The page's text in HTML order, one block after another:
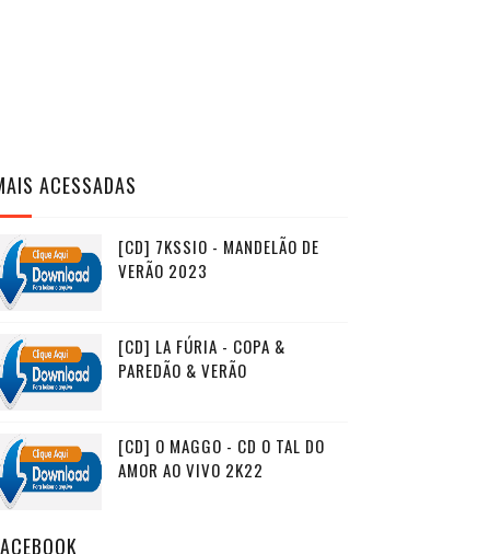
ACESSADAS
[CD] 7KSSIO - MANDELÃO DE
VERÃO 2023
[CD] LA FÚRIA - COPA &
PAREDÃO & VERÃO
[CD] O MAGGO - CD O TAL DO
AMOR AO VIVO 2K22